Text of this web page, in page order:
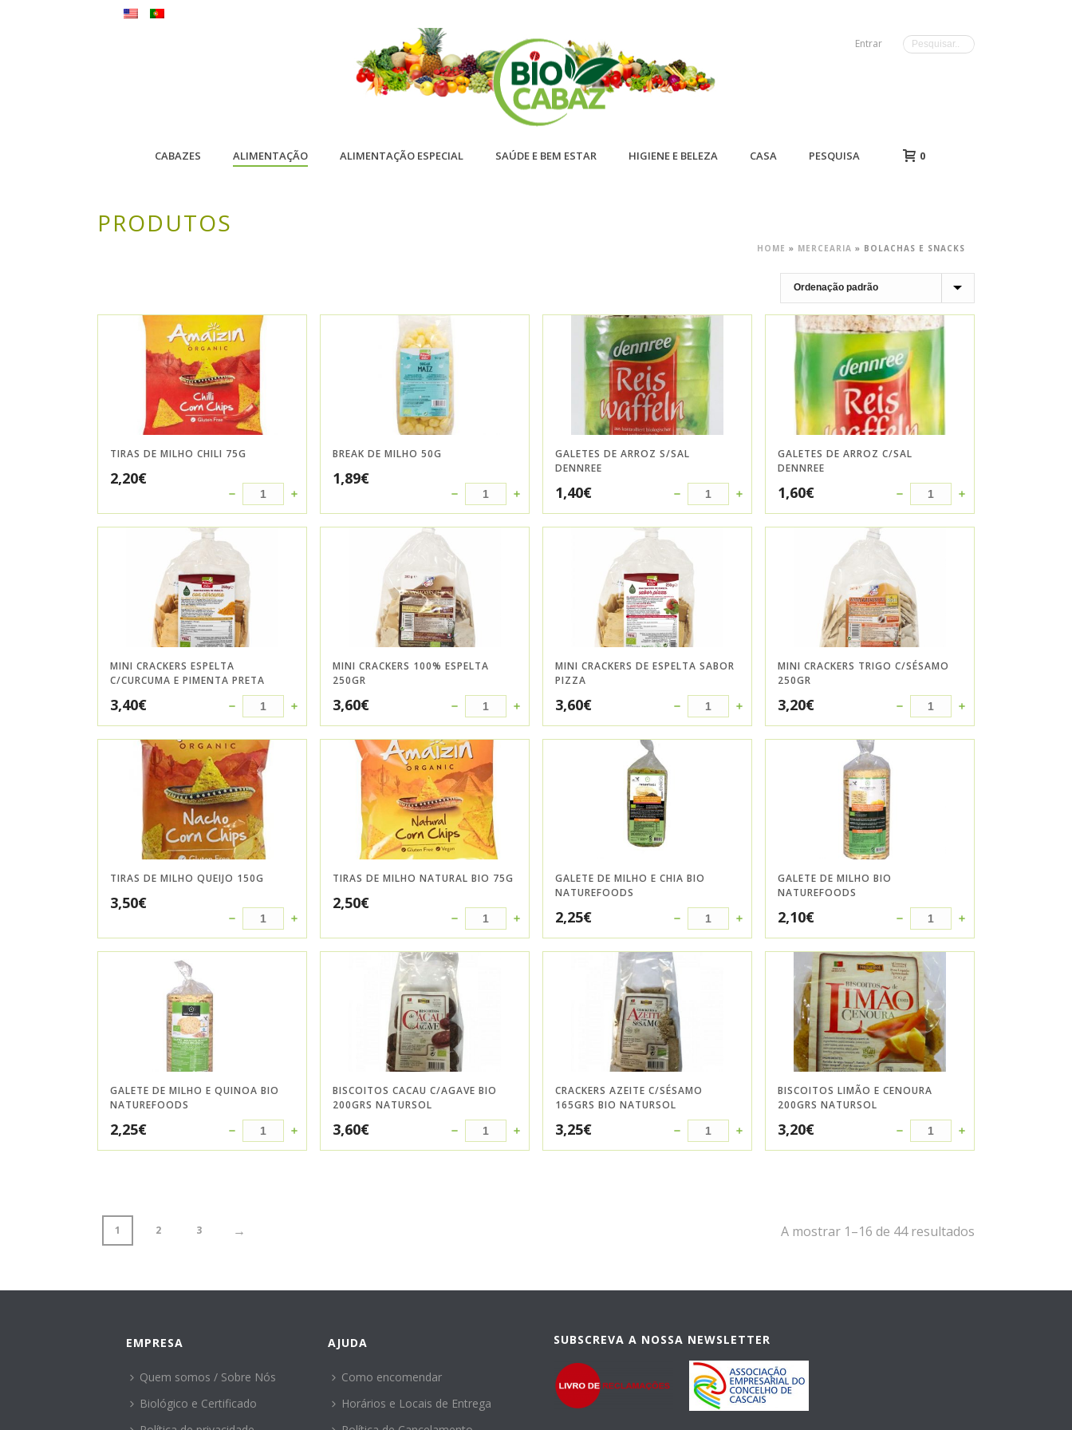
Entrar
CABAZES ALIMENTAÇÃO ALIMENTAÇÃO ESPECIAL SAÚDE E BEM ESTAR HIGIENE E BELEZA CASA PESQUISA 0
PRODUTOS
HOME » MERCEARIA » BOLACHAS E SNACKS
TIRAS DE MILHO CHILI 75G
2,20€
BREAK DE MILHO 50G
1,89€
GALETES DE ARROZ S/SAL
DENNREE
1,40€
GALETES DE ARROZ C/SAL
DENNREE
1,60€
MINI CRACKERS ESPELTA
C/CURCUMA E PIMENTA PRETA
3,40€
MINI CRACKERS 100% ESPELTA
250GR
3,60€
MINI CRACKERS DE ESPELTA SABOR
PIZZA
3,60€
MINI CRACKERS TRIGO C/SÉSAMO
250GR
3,20€
TIRAS DE MILHO QUEIJO 150G
3,50€
TIRAS DE MILHO NATURAL BIO 75G
2,50€
GALETE DE MILHO E CHIA BIO
NATUREFOODS
2,25€
GALETE DE MILHO BIO
NATUREFOODS
2,10€
GALETE DE MILHO E QUINOA BIO
NATUREFOODS
2,25€
BISCOITOS CACAU C/AGAVE BIO
200GRS NATURSOL
3,60€
CRACKERS AZEITE C/SÉSAMO
165GRS BIO NATURSOL
3,25€
BISCOITOS LIMÃO E CENOURA
200GRS NATURSOL
3,20€
1 2 3 → A mostrar 1–16 de 44 resultados
EMPRESA
Quem somos / Sobre Nós
Biológico e Certificado
AJUDA
Como encomendar
Horários e Locais de Entrega
SUBSCREVA A NOSSA NEWSLETTER